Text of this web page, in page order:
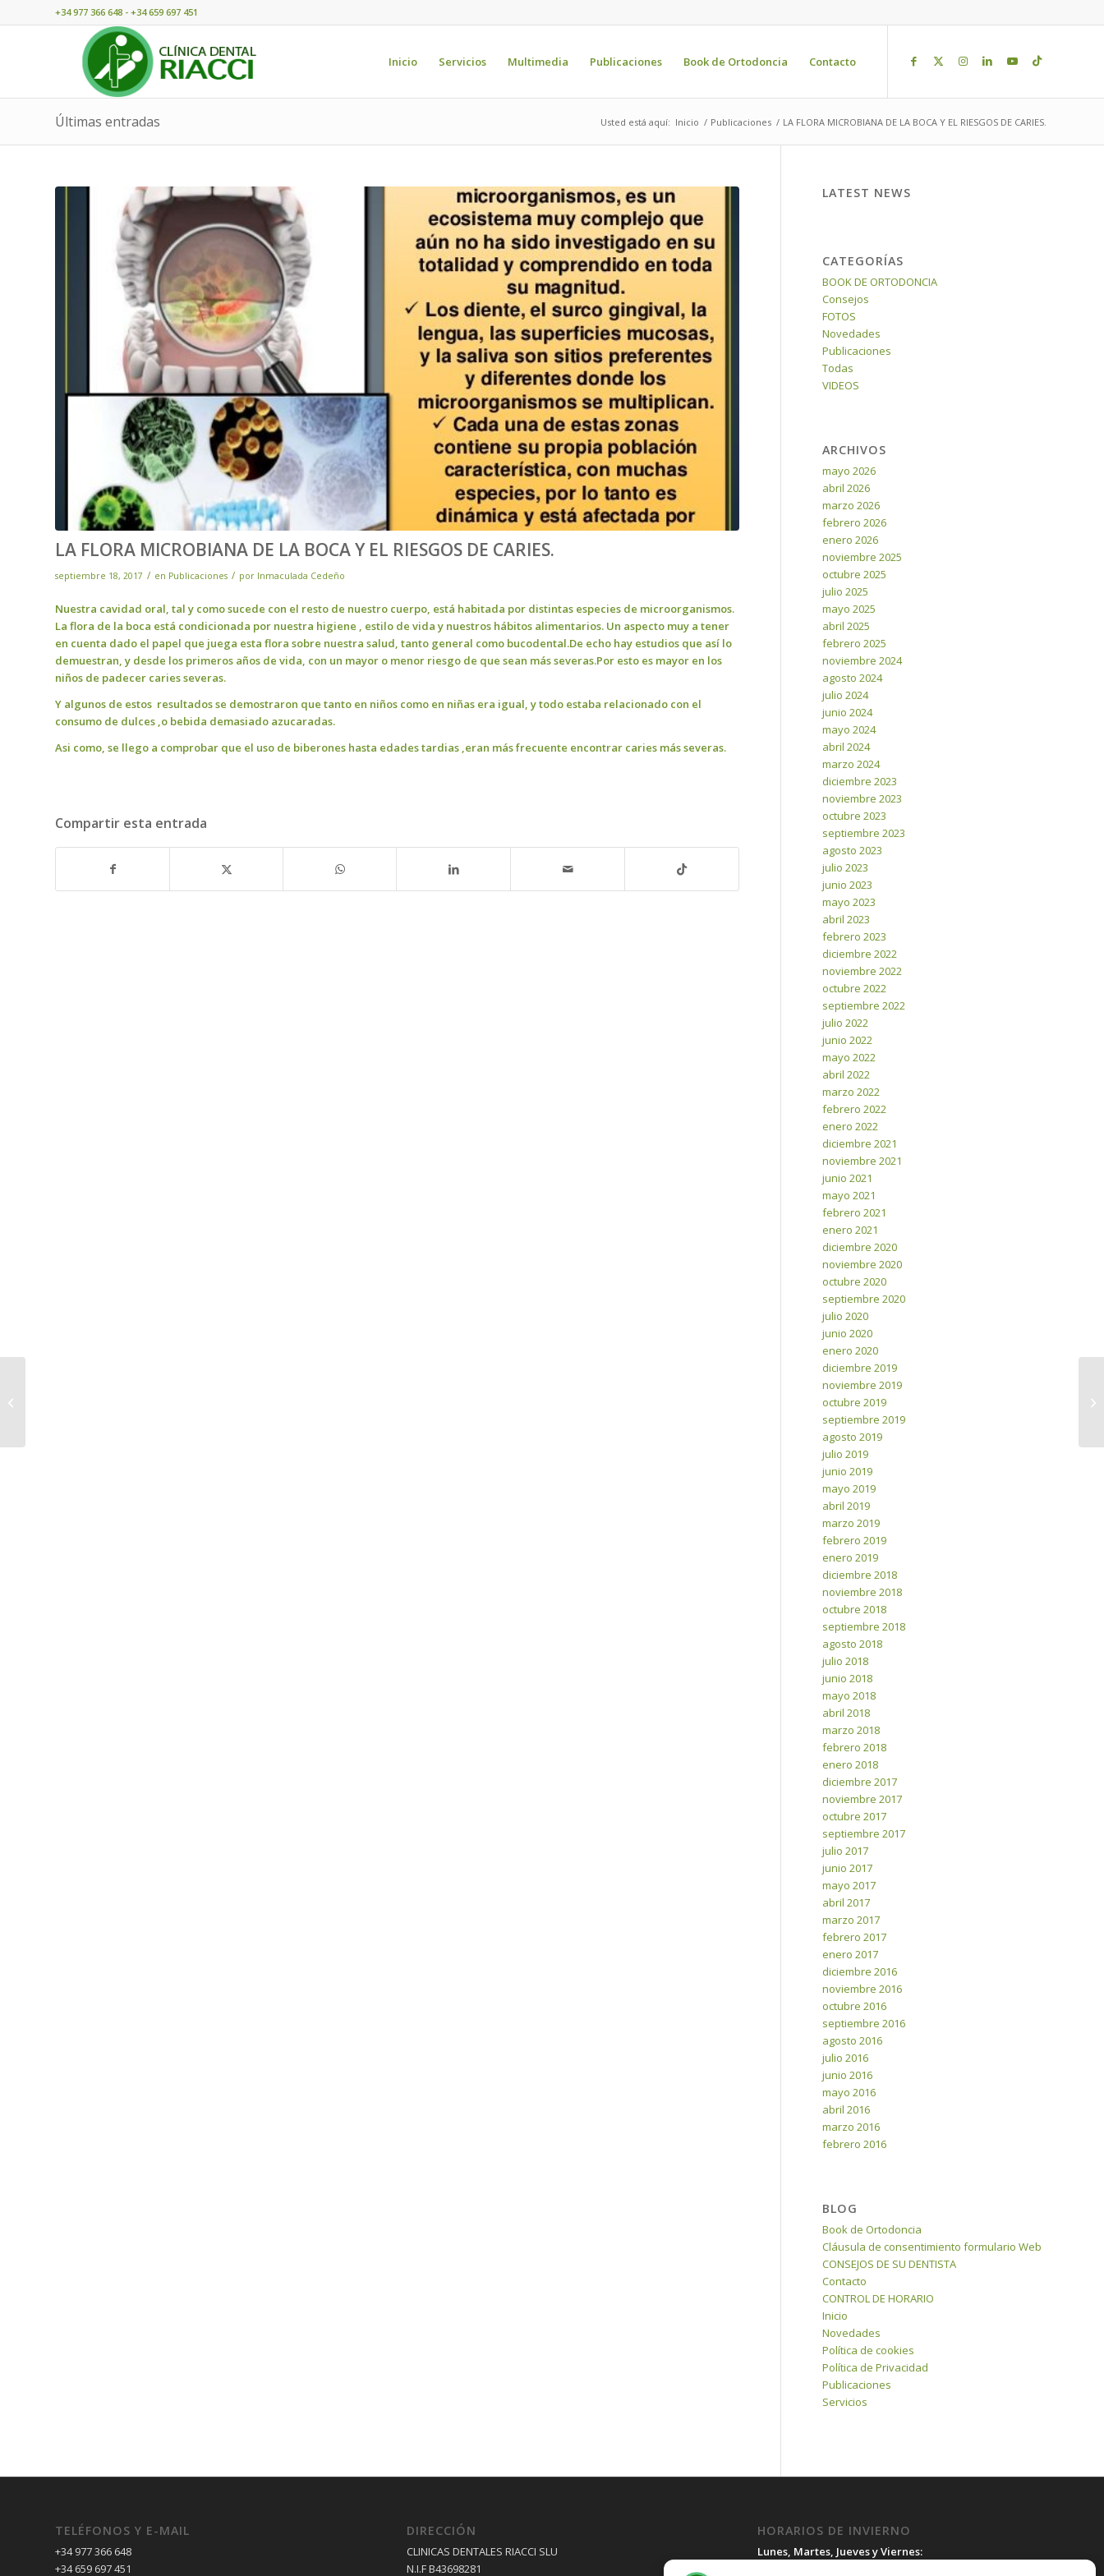
+34 977 366 648 - +34 659 697 451
Inicio Servicios Multimedia Publicaciones Book de Ortodoncia Contacto
Últimas entradas Usted está aquí: Inicio / Publicaciones / LA FLORA MICROBIANA DE LA BOCA Y EL RIESGOS DE CARIES.
LA FLORA MICROBIANA DE LA BOCA Y EL RIESGOS DE CARIES.
septiembre 18, 2017 / en Publicaciones / por Inmaculada Cedeño
Nuestra cavidad oral, tal y como sucede con el resto de nuestro cuerpo, está habitada por distintas especies de microorganismos.
La flora de la boca está condicionada por nuestra higiene , estilo de vida y nuestros hábitos alimentarios. Un aspecto muy a tener
en cuenta dado el papel que juega esta flora sobre nuestra salud, tanto general como bucodental.De echo hay estudios que así lo
demuestran, y desde los primeros años de vida, con un mayor o menor riesgo de que sean más severas.Por esto es mayor en los
niños de padecer caries severas.
Y algunos de estos resultados se demostraron que tanto en niños como en niñas era igual, y todo estaba relacionado con el
consumo de dulces ,o bebida demasiado azucaradas.
Asi como, se llego a comprobar que el uso de biberones hasta edades tardias ,eran más frecuente encontrar caries más severas.
Compartir esta entrada
LATEST NEWS
CATEGORÍAS
BOOK DE ORTODONCIA
Consejos
FOTOS
Novedades
Publicaciones
Todas
VIDEOS
ARCHIVOS
mayo 2026
abril 2026
marzo 2026
febrero 2026
enero 2026
noviembre 2025
octubre 2025
julio 2025
mayo 2025
abril 2025
febrero 2025
noviembre 2024
agosto 2024
julio 2024
junio 2024
mayo 2024
abril 2024
marzo 2024
diciembre 2023
noviembre 2023
octubre 2023
septiembre 2023
agosto 2023
julio 2023
junio 2023
mayo 2023
abril 2023
febrero 2023
diciembre 2022
noviembre 2022
octubre 2022
septiembre 2022
julio 2022
junio 2022
mayo 2022
abril 2022
marzo 2022
febrero 2022
enero 2022
diciembre 2021
noviembre 2021
junio 2021
mayo 2021
febrero 2021
enero 2021
diciembre 2020
noviembre 2020
octubre 2020
septiembre 2020
julio 2020
junio 2020
enero 2020
diciembre 2019
noviembre 2019
octubre 2019
septiembre 2019
agosto 2019
julio 2019
junio 2019
mayo 2019
abril 2019
marzo 2019
febrero 2019
enero 2019
diciembre 2018
noviembre 2018
octubre 2018
septiembre 2018
agosto 2018
julio 2018
junio 2018
mayo 2018
abril 2018
marzo 2018
febrero 2018
enero 2018
diciembre 2017
noviembre 2017
octubre 2017
septiembre 2017
julio 2017
junio 2017
mayo 2017
abril 2017
marzo 2017
febrero 2017
enero 2017
diciembre 2016
noviembre 2016
octubre 2016
septiembre 2016
agosto 2016
julio 2016
junio 2016
mayo 2016
abril 2016
marzo 2016
febrero 2016
BLOG
Book de Ortodoncia
Cláusula de consentimiento formulario Web
CONSEJOS DE SU DENTISTA
Contacto
CONTROL DE HORARIO
Inicio
Novedades
Política de cookies
Política de Privacidad
Publicaciones
Servicios
TELÉFONOS Y E-MAIL
+34 977 366 648
+34 659 697 451
DIRECCIÓN
CLINICAS DENTALES RIACCI SLU
N.I.F B43698281
HORARIOS DE INVIERNO
Lunes, Martes, Jueves y Viernes: